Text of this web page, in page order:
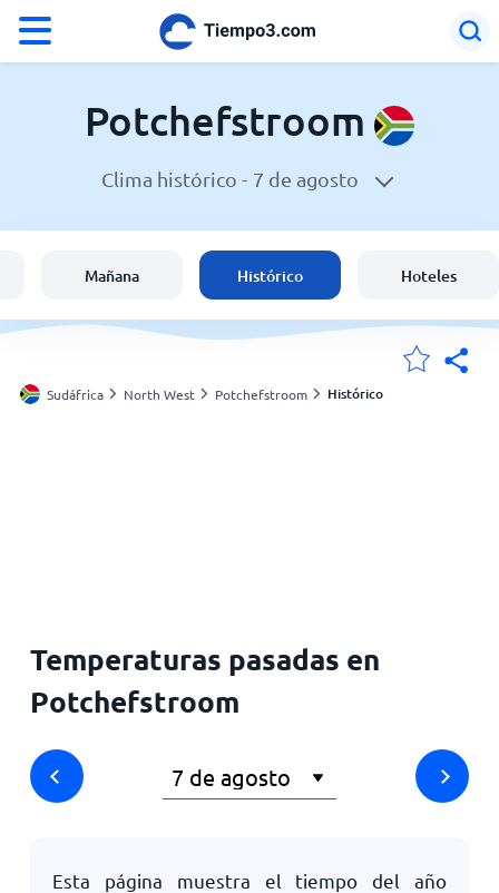
El clima en Potchefstroom
España
Argentina
Potchefstroom
Clima histórico - 7 de agosto
Mañana Histórico Hoteles
Sudáfrica North West Potchefstroom Histórico
Temperaturas pasadas en
Potchefstroom
Esta página muestra el tiempo del año